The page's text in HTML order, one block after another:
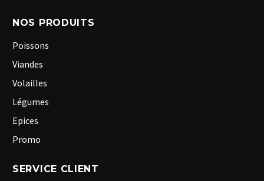
NOS PRODUITS
Poissons
Viandes
Volailles
Légumes
Epices
Promo
SERVICE CLIENT